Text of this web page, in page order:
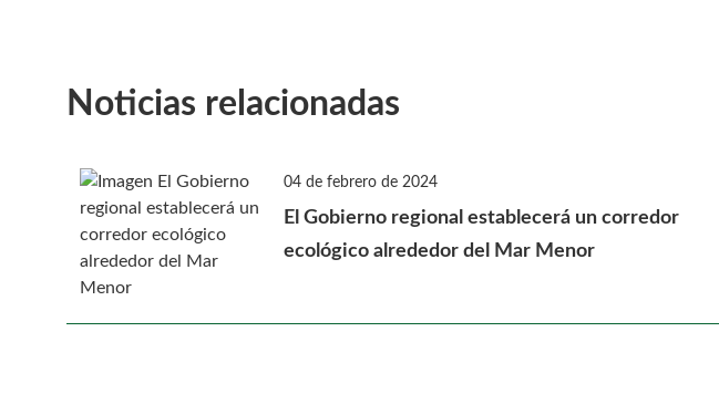
Noticias relacionadas
04 de febrero de 2024
El Gobierno regional establecerá un corredor
ecológico alrededor del Mar Menor